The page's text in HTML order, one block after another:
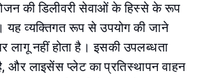
की डिलीवरी सेवाओं के हिस्से के रूप
यह व्यक्तिगत रूप से उपयोग की जाने
लागू नहीं होता है। इसकी उपलब्धता
और लाइसेंस प्लेट का प्रतिस्थापन वाहन